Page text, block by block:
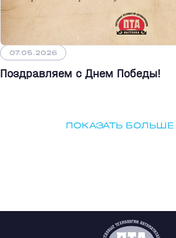
07.05.2026
Поздравляем с Днем Победы!
ПОКАЗАТЬ БОЛЬШЕ